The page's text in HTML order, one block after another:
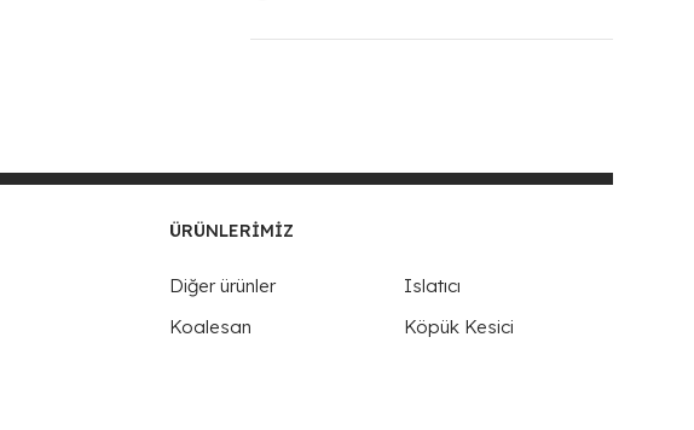
ÜRÜNLERIMIZ
Diğer ürünler
Islatıcı
Koalesan
Köpük Kesici